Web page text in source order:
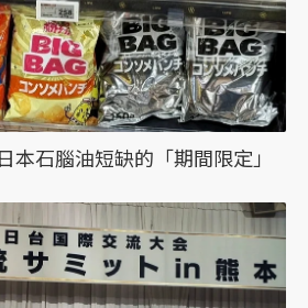
本石腦油短缺的「期間限定」